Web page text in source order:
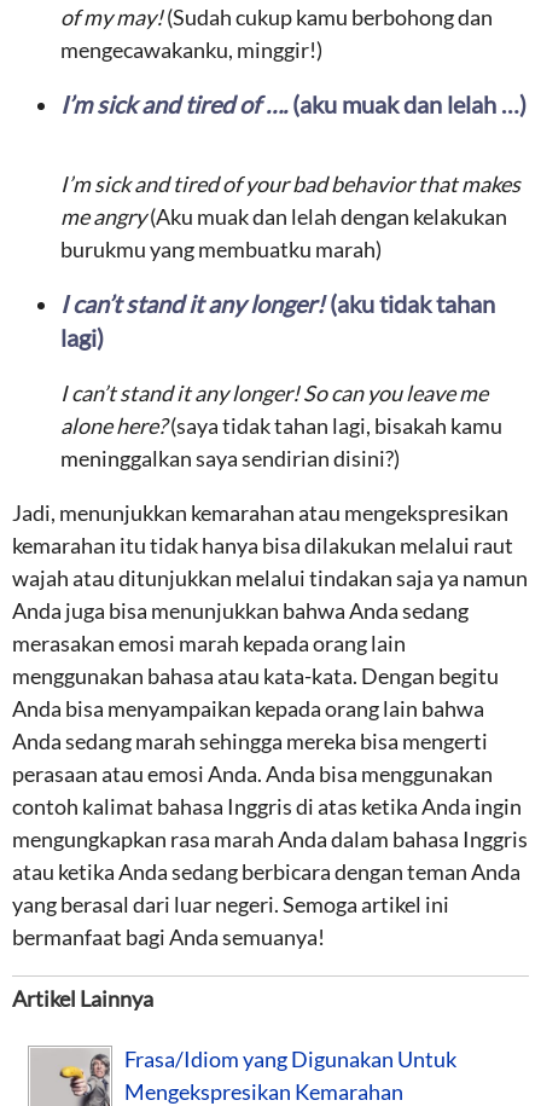
of my may!(Sudah cukup kamu berbohong dan
mengecawakanku, minggir!)
I’m sick and tired of ….(aku muak dan lelah …)
I’m sick and tired of your bad behavior that makes
me angry(Aku muak dan lelah dengan kelakukan
burukmu yang membuatku marah)
I can’t stand it any longer!(aku tidak tahan
lagi)
I can’t stand it any longer! So can you leave me
alone here?(saya tidak tahan lagi, bisakah kamu
meninggalkan saya sendirian disini?)
Jadi, menunjukkan kemarahan atau mengekspresikan
kemarahan itu tidak hanya bisa dilakukan melalui raut
wajah atau ditunjukkan melalui tindakan saja ya namun
Anda juga bisa menunjukkan bahwa Anda sedang
merasakan emosi marah kepada orang lain
menggunakan bahasa atau kata-kata. Dengan begitu
Anda bisa menyampaikan kepada orang lain bahwa
Anda sedang marah sehingga mereka bisa mengerti
perasaan atau emosi Anda. Anda bisa menggunakan
contoh kalimat bahasa Inggris di atas ketika Anda ingin
mengungkapkan rasa marah Anda dalam bahasa Inggris
atau ketika Anda sedang berbicara dengan teman Anda
yang berasal dari luar negeri. Semoga artikel ini
bermanfaat bagi Anda semuanya!
Artikel Lainnya
Frasa/Idiom yang Digunakan Untuk
Mengekspresikan Kemarahan